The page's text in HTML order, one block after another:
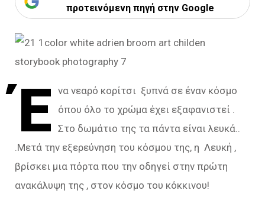
προτεινόμενη πηγή στην Google
Έ
να νεαρό κορίτσι ξυπνά σε έναν κόσμο
όπου όλο το χρώμα έχει εξαφανιστεί .
Στο δωμάτιο της τα πάντα είναι λευκά..
.Μετά την εξερεύνηση του κόσμου της, η Λευκή ,
βρίσκει μια πόρτα που την οδηγεί στην πρώτη
ανακάλυψη της , στον κόσμο του κόκκινου!